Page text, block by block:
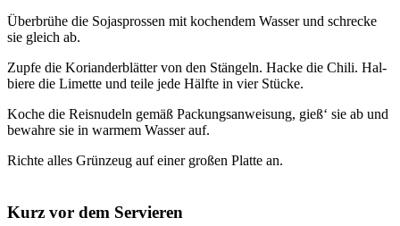
Über­brü­he die Soja­spros­sen mit kochen­dem Was­ser und schre­cke
sie gleich ab.
Zup­fe die Kori­an­der­blät­ter von den Stän­geln. Hacke die Chi­li. Hal­
bie­re die Limet­te und tei­le jede Hälf­te in vier Stü­cke.
Koche die Reis­nu­deln gemäß Packungs­an­wei­sung, gieß‘ sie ab und
bewah­re sie in war­mem Was­ser auf.
Rich­te alles Grün­zeug auf einer gro­ßen Plat­te an.
Kurz vor dem Servieren